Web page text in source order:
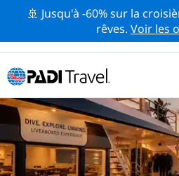
🚢 Jusqu'à -60% sur la
rêves. Voir les